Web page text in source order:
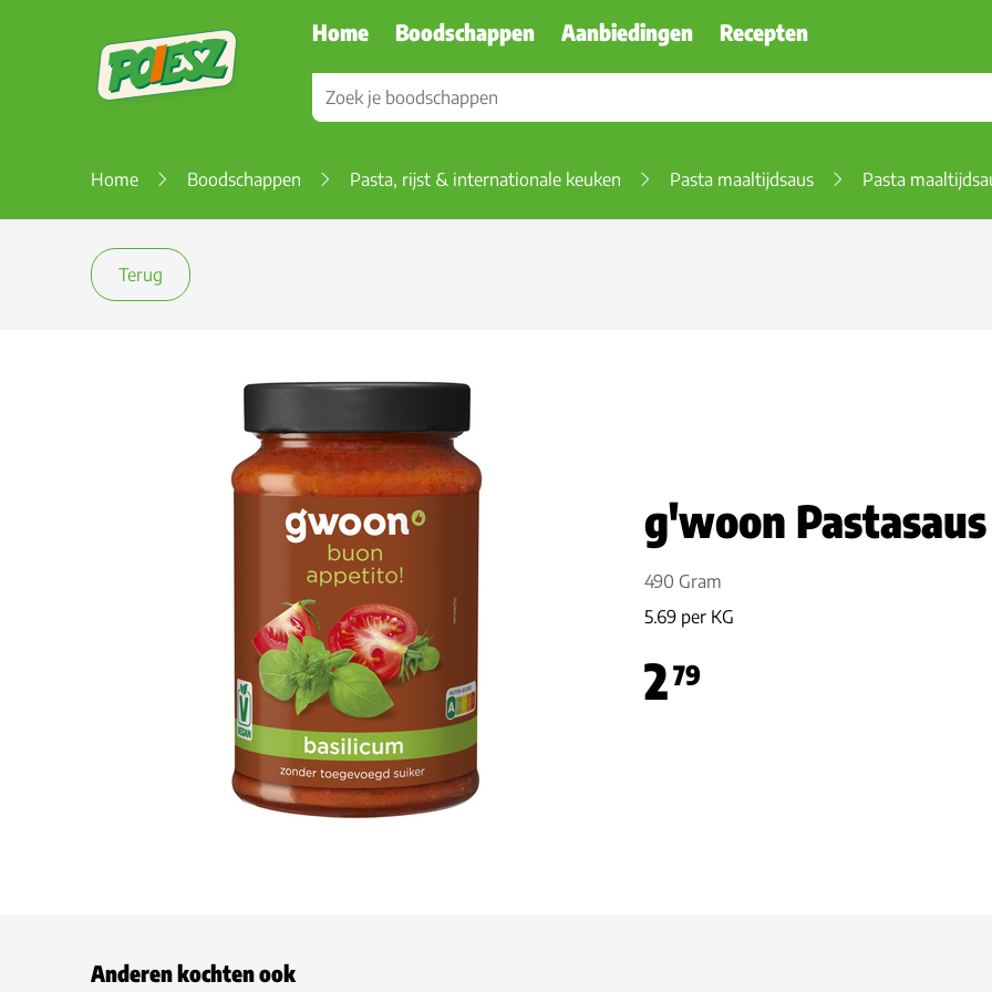
Home Boodschappen Aanbiedingen Recepten
Home Boodschappen Pasta, rijst & internationale keuken Pasta maaltijdsaus Pasta
Terug
g'woon
490 Gram
5.69 per KG
279
Anderen kochten ook